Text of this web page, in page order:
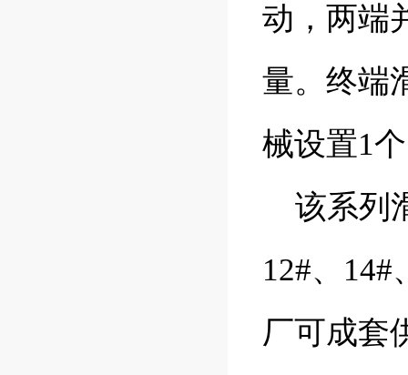
动，两端
量。终端
械设置1
该系列
12#、
厂可成套